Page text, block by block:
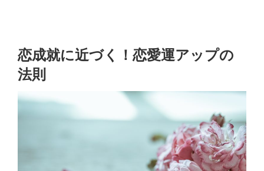
恋成就に近づく！恋愛運アップの
法則